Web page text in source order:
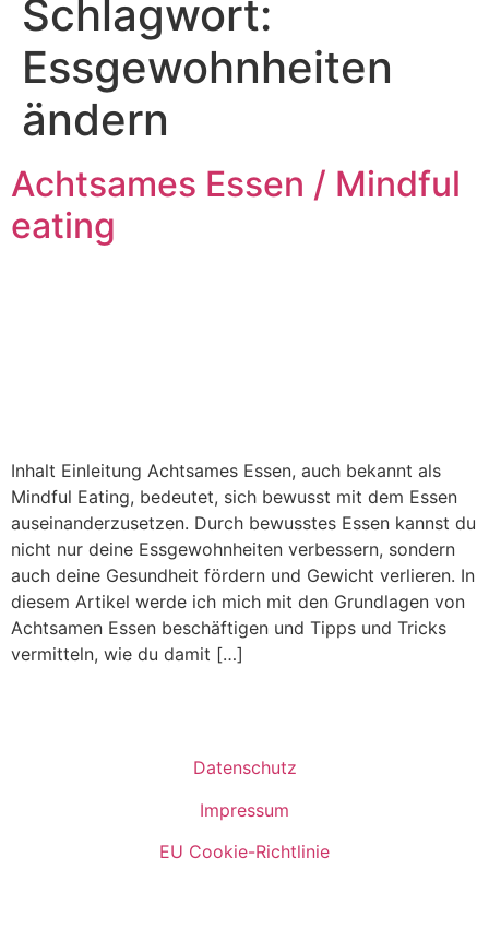
Schlagwort:
Essgewohnheiten
ändern
Achtsames Essen / Mindful
eating
Inhalt Einleitung Achtsames Essen, auch bekannt als
Mindful Eating, bedeutet, sich bewusst mit dem Essen
auseinanderzusetzen. Durch bewusstes Essen kannst du
nicht nur deine Essgewohnheiten verbessern, sondern
auch deine Gesundheit fördern und Gewicht verlieren. In
diesem Artikel werde ich mich mit den Grundlagen von
Achtsamen Essen beschäftigen und Tipps und Tricks
vermitteln, wie du damit […]
Datenschutz
Impressum
EU Cookie-Richtlinie